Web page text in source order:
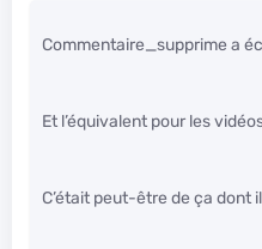
Commentaire_supprime a
Et l’équivalent pour les
C’était peut-être de ça dont